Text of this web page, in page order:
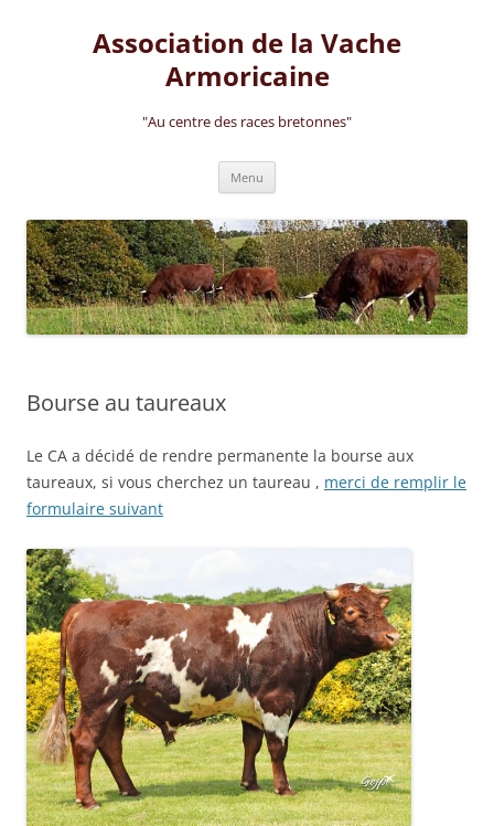
Association de la Vache
Armoricaine
"Au centre des races bretonnes"
Menu
Bourse au taureaux
Le CA a décidé de rendre permanente la bourse aux
taureaux, si vous cherchez un taureau , merci de remplir le
formulaire suivant